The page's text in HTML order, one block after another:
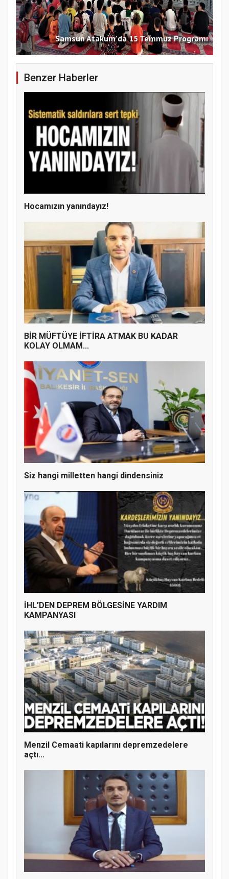
Samsun Atakum’da 15 Temmuz Programı
Doğanyol'da Temel Dini Bilgiler Sınavı
Gerçekleştirildi
MÜFTÜ ABULSELAM ÖZDERE’YE ZİYARET
Hz. Peygamber ve Gençlik Konferansı
Benzer Haberler
Hocamızın yanındayız!
BİR MÜFTÜYE İFTİRA ATMAK BU KADAR
KOLAY OLMAM...
Siz hangi milletten hangi dindensiniz
İHL’DEN DEPREM BÖLGESİNE YARDIM
KAMPANYASI
Menzil Cemaati kapılarını depremzedelere
açtı...